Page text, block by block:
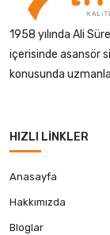
1958 yılında Ali
içerisinde asansör
konusunda
HIZLI LINKLER
Anasayfa
Hakkımızda
Bloglar